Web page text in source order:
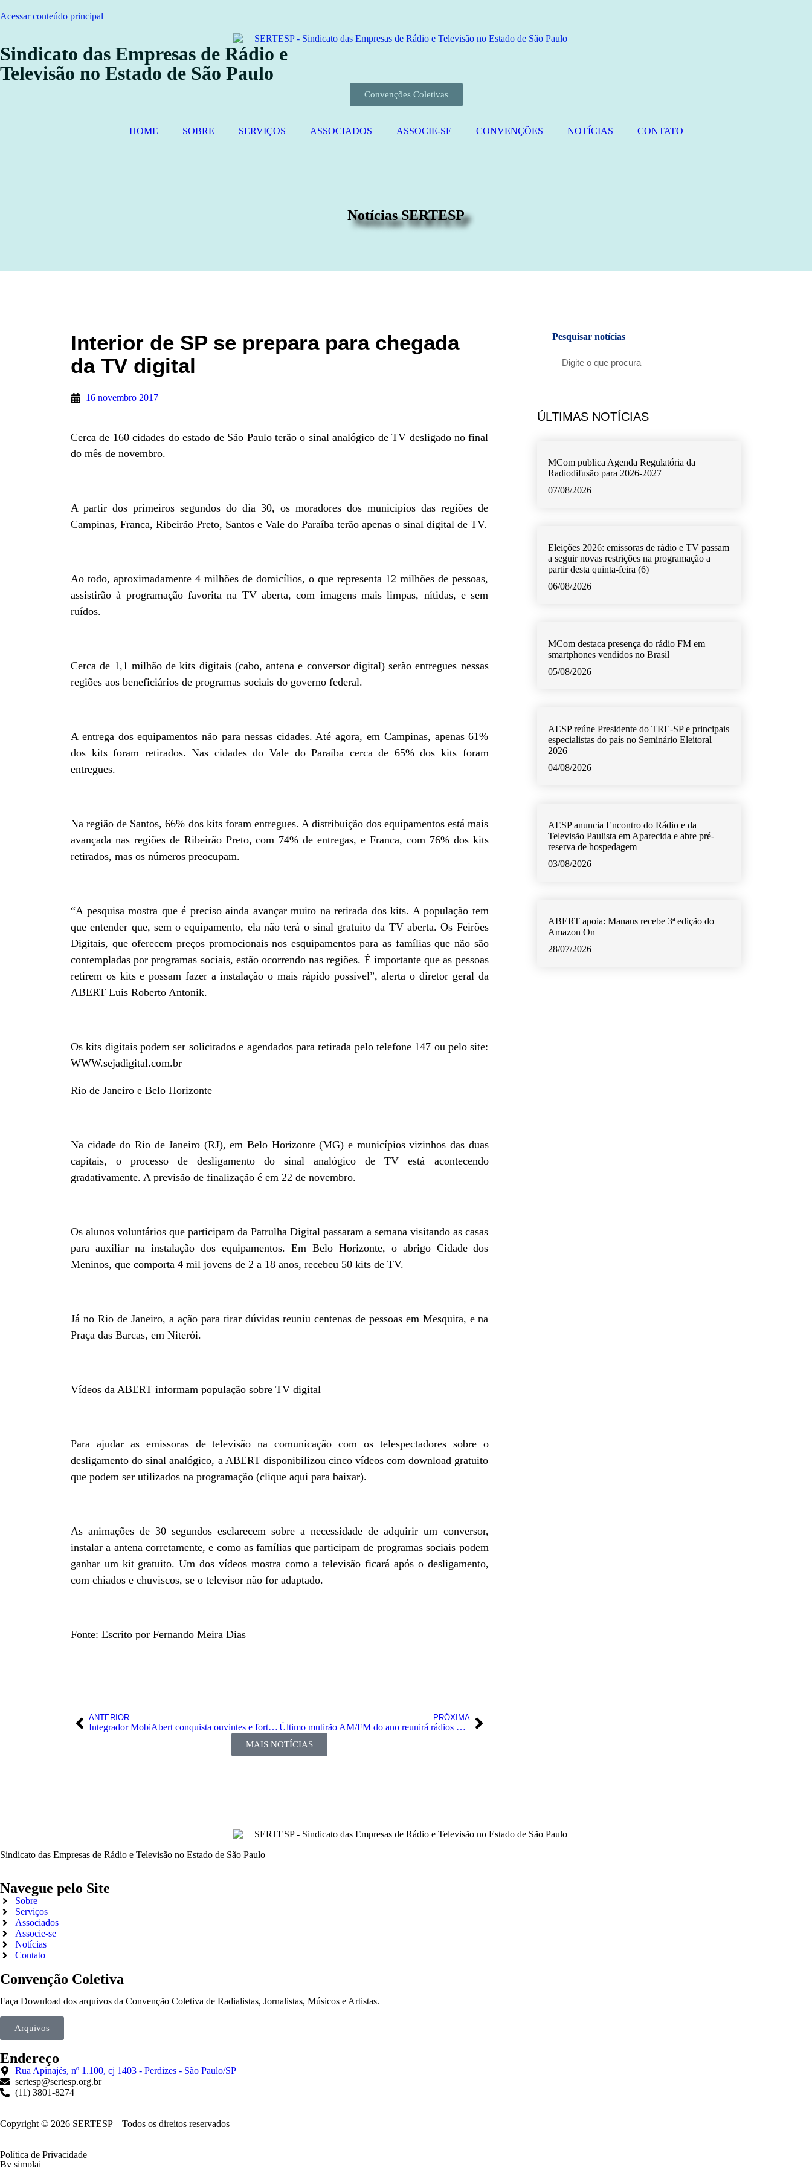
Acessar conteúdo principal
Sindicato das Empresas de Rádio e
Televisão no Estado de São Paulo
Convenções Coletivas
HOME SOBRE SERVIÇOS ASSOCIADOS ASSOCIE-SE CONVENÇÕES NOTÍCIAS CONTATO
Notícias SERTESP
Interior de SP se prepara para chegada
da TV digital
16 novembro 2017
Cerca de 160 cidades do estado de São Paulo terão o sinal analógico de TV desligado no final
do mês de novembro.
A partir dos primeiros segundos do dia 30, os moradores dos municípios das regiões de
Campinas, Franca, Ribeirão Preto, Santos e Vale do Paraíba terão apenas o sinal digital de TV.
Ao todo, aproximadamente 4 milhões de domicílios, o que representa 12 milhões de pessoas,
assistirão à programação favorita na TV aberta, com imagens mais limpas, nítidas, e sem
ruídos.
Cerca de 1,1 milhão de kits digitais (cabo, antena e conversor digital) serão entregues nessas
regiões aos beneficiários de programas sociais do governo federal.
A entrega dos equipamentos não para nessas cidades. Até agora, em Campinas, apenas 61%
dos kits foram retirados. Nas cidades do Vale do Paraíba cerca de 65% dos kits foram
entregues.
Na região de Santos, 66% dos kits foram entregues. A distribuição dos equipamentos está mais
avançada nas regiões de Ribeirão Preto, com 74% de entregas, e Franca, com 76% dos kits
retirados, mas os números preocupam.
“A pesquisa mostra que é preciso ainda avançar muito na retirada dos kits. A população tem
que entender que, sem o equipamento, ela não terá o sinal gratuito da TV aberta. Os Feirões
Digitais, que oferecem preços promocionais nos esquipamentos para as famílias que não são
contempladas por programas sociais, estão ocorrendo nas regiões. É importante que as pessoas
retirem os kits e possam fazer a instalação o mais rápido possível”, alerta o diretor geral da
ABERT Luis Roberto Antonik.
Os kits digitais podem ser solicitados e agendados para retirada pelo telefone 147 ou pelo site:
WWW.sejadigital.com.br
Rio de Janeiro e Belo Horizonte
Na cidade do Rio de Janeiro (RJ), em Belo Horizonte (MG) e municípios vizinhos das duas
capitais, o processo de desligamento do sinal analógico de TV está acontecendo
gradativamente. A previsão de finalização é em 22 de novembro.
Os alunos voluntários que participam da Patrulha Digital passaram a semana visitando as casas
para auxiliar na instalação dos equipamentos. Em Belo Horizonte, o abrigo Cidade dos
Meninos, que comporta 4 mil jovens de 2 a 18 anos, recebeu 50 kits de TV.
Já no Rio de Janeiro, a ação para tirar dúvidas reuniu centenas de pessoas em Mesquita, e na
Praça das Barcas, em Niterói.
Vídeos da ABERT informam população sobre TV digital
Para ajudar as emissoras de televisão na comunicação com os telespectadores sobre o
desligamento do sinal analógico, a ABERT disponibilizou cinco vídeos com download gratuito
que podem ser utilizados na programação (clique aqui para baixar).
As animações de 30 segundos esclarecem sobre a necessidade de adquirir um conversor,
instalar a antena corretamente, e como as famílias que participam de programas sociais podem
ganhar um kit gratuito. Um dos vídeos mostra como a televisão ficará após o desligamento,
com chiados e chuviscos, se o televisor não for adaptado.
Fonte: Escrito por Fernando Meira Dias
ANTERIOR
Integrador MobiAbert conquista ouvintes e fortalece rádios
PRÓXIMA
Último mutirão AM/FM do ano reunirá rádios de todo o Brasil
MAIS NOTÍCIAS
Pesquisar notícias
ÚLTIMAS NOTÍCIAS
MCom publica Agenda Regulatória da
Radiodifusão para 2026-2027
07/08/2026
Eleições 2026: emissoras de rádio e TV passam
a seguir novas restrições na programação a
partir desta quinta-feira (6)
06/08/2026
MCom destaca presença do rádio FM em
smartphones vendidos no Brasil
05/08/2026
AESP reúne Presidente do TRE-SP e principais
especialistas do país no Seminário Eleitoral
2026
04/08/2026
AESP anuncia Encontro do Rádio e da
Televisão Paulista em Aparecida e abre pré-
reserva de hospedagem
03/08/2026
ABERT apoia: Manaus recebe 3ª edição do
Amazon On
28/07/2026
Sindicato das Empresas de Rádio e Televisão no Estado de São Paulo
Navegue pelo Site
Sobre
Serviços
Associados
Associe-se
Notícias
Contato
Convenção Coletiva
Faça Download dos arquivos da Convenção Coletiva de Radialistas, Jornalistas, Músicos e Artistas.
Arquivos
Endereço
Rua Apinajés, nº 1.100, cj 1403 - Perdizes - São Paulo/SP
sertesp@sertesp.org.br
(11) 3801-8274
Copyright © 2026 SERTESP – Todos os direitos reservados
Política de Privacidade
By simplai